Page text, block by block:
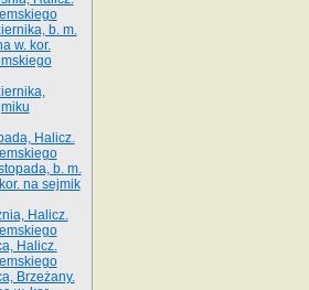
b. m.
w. kor.
Halicz.
b. m.
na sejmik
Halicz.
Halicz.
Brzeżany.